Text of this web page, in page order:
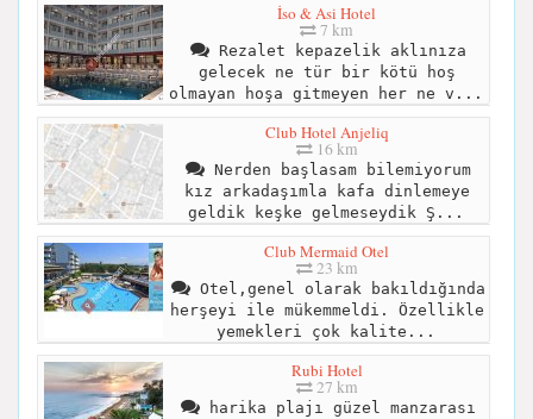
İso & Asi Hotel
7 km
Rezalet kepazelik aklınıza
gelecek ne tür bir kötü hoş
olmayan hoşa gitmeyen her ne v...
Club Hotel Anjeliq
16 km
Nerden başlasam bilemiyorum
kız arkadaşımla kafa dinlemeye
geldik keşke gelmeseydik Ş...
Club Mermaid Otel
23 km
Otel,genel olarak bakıldığında
herşeyi ile mükemmeldi. Özellikle
yemekleri çok kalite...
Rubi Hotel
27 km
harika plajı güzel manzarası